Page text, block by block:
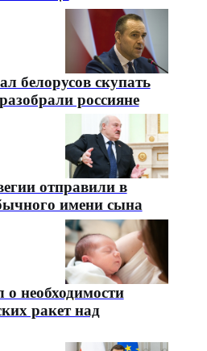
белорусов скупать
россияне
отправили в
имени сына
необходимости
ракет над